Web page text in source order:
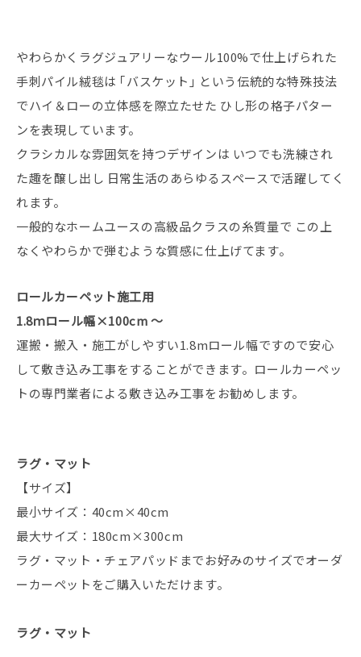
やわらかくラグジュアリーなウール100%で仕上げられた
手刺パイル絨毯は ｢バスケット｣ という伝統的な特殊技法
でハイ＆ローの立体感を際立たせた ひし形の格子パター
ンを表現しています。
クラシカルな雰囲気を持つデザインは いつでも洗練され
た趣を醸し出し 日常生活のあらゆるスペースで活躍してく
れます。
一般的なホームユースの高級品クラスの糸質量で この上
なくやわらかで弾むような質感に仕上げてます。
ロールカーペット施工用
1.8ｍロール幅×100cm ～
運搬・搬入・施工がしやすい1.8mロール幅ですので安心
して敷き込み工事をすることができます。ロールカーペッ
トの専門業者による敷き込み工事をお勧めします。
ラグ・マット
【サイズ】
最小サイズ：40cm×40cm
最大サイズ：180cm×300cm
ラグ・マット・チェアパッドまでお好みのサイズでオーダ
ーカーペットをご購入いただけます。
ラグ・マット